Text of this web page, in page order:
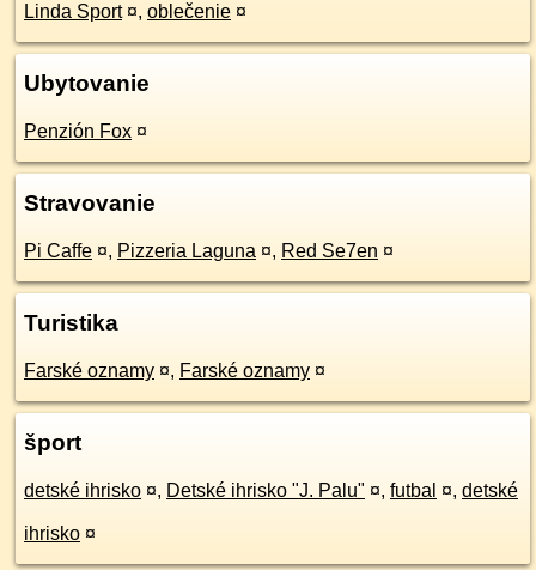
Linda Sport ¤, oblečenie ¤
Ubytovanie
Penzión Fox ¤
Stravovanie
Pi Caffe ¤, Pizzeria Laguna ¤, Red Se7en ¤
Turistika
Farské oznamy ¤, Farské oznamy ¤
šport
detské ihrisko ¤, Detské ihrisko "J. Palu" ¤, futbal ¤, detské
ihrisko ¤